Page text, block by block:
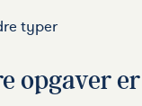
typer
opgaver er